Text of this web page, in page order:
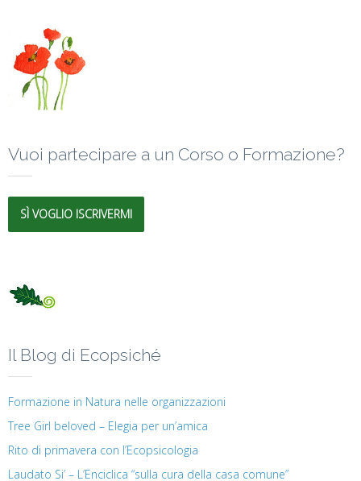
Vuoi partecipare a un Corso o Formazione?
SÌ VOGLIO ISCRIVERMI
Il Blog di Ecopsiché
Formazione in Natura nelle organizzazioni
Tree Girl beloved – Elegia per un’amica
Rito di primavera con l’Ecopsicologia
Laudato Si’ – L’Enciclica “sulla cura della casa comune”